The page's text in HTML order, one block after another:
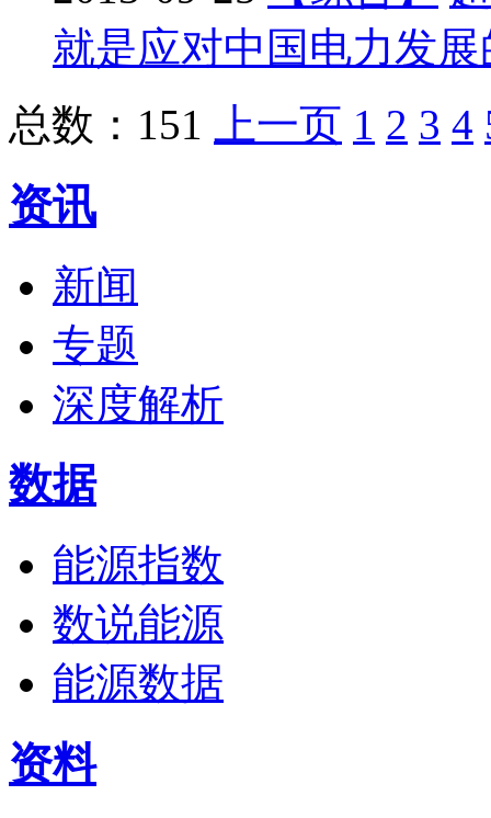
就是应对中国电力发
总数：151
上一页 1 2 3 4
资讯
新闻
专题
深度解析
数据
能源指数
数说能源
能源数据
资料